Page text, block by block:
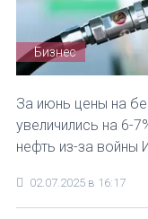
Бизнес
За июнь цены на
увеличились на 6-
нефть из-за войны
02.07.2025 в 16:17